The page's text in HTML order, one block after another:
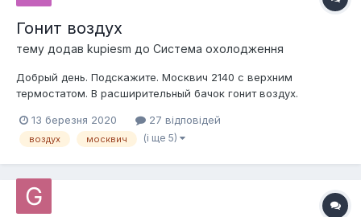
Гонит воздух
тему додав kupiesm до Система охолодження
Добрый день. Подскажите. Москвич 2140 с верхним
термостатом. В расширительный бачок гонит воздух.
прокладку, всеравно гонит, выяснил потом что просажены
гильзы, вывел гильзы в + от блока, заменил новую
13 березня 2020 27 відповідей
воздух москвич (і ще 5)